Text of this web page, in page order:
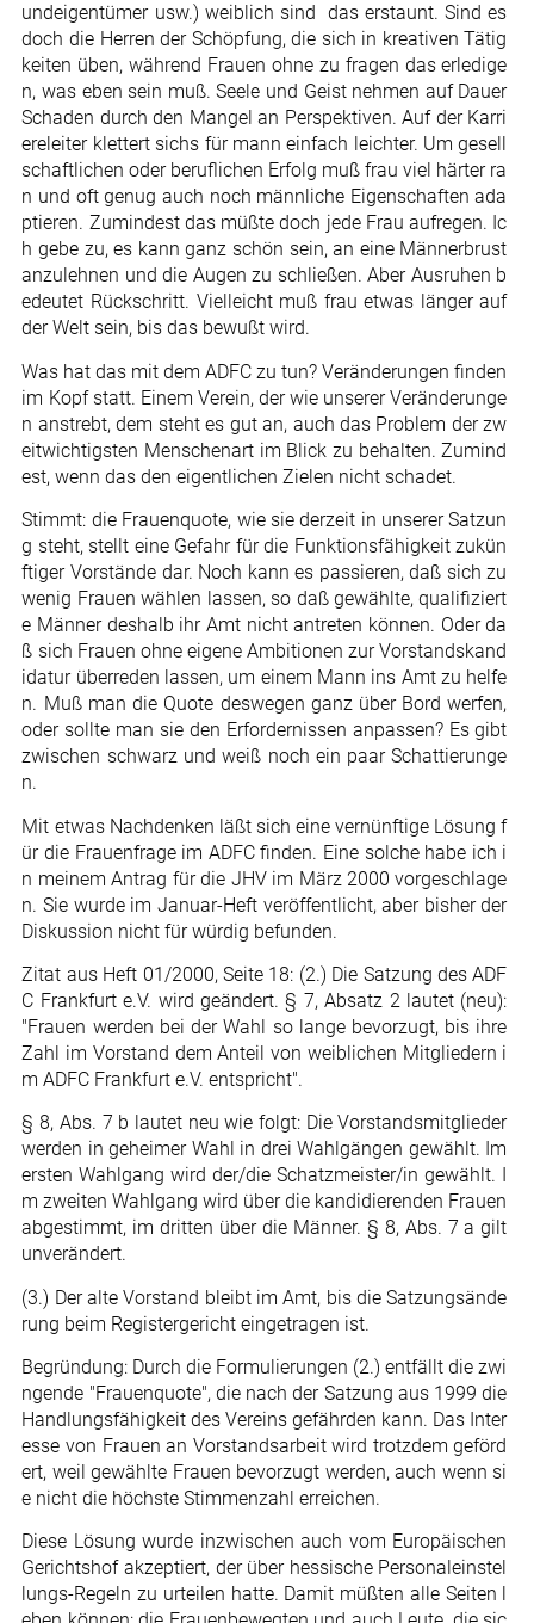
undeigentümer usw.) weiblich sind  das erstaunt. Sind es
doch die Herren der Schöpfung, die sich in kreativen Tätig
keiten üben, während Frauen ohne zu fragen das erledige
n, was eben sein muß. Seele und Geist nehmen auf Dauer
Schaden durch den Mangel an Perspektiven. Auf der Karri
ereleiter klettert sichs für mann einfach leichter. Um gesell
schaftlichen oder beruflichen Erfolg muß frau viel härter ra
n und oft genug auch noch männliche Eigenschaften ada
ptieren. Zumindest das müßte doch jede Frau aufregen. Ic
h gebe zu, es kann ganz schön sein, an eine Männerbrust
anzulehnen und die Augen zu schließen. Aber Ausruhen b
edeutet Rückschritt. Vielleicht muß frau etwas länger auf
der Welt sein, bis das bewußt wird.
Was hat das mit dem ADFC zu tun? Veränderungen finden
im Kopf statt. Einem Verein, der wie unserer Veränderunge
n anstrebt, dem steht es gut an, auch das Problem der zw
eitwichtigsten Menschenart im Blick zu behalten. Zumind
est, wenn das den eigentlichen Zielen nicht schadet.
Stimmt: die Frauenquote, wie sie derzeit in unserer Satzun
g steht, stellt eine Gefahr für die Funktionsfähigkeit zukün
ftiger Vorstände dar. Noch kann es passieren, daß sich zu
wenig Frauen wählen lassen, so daß gewählte, qualifiziert
e Männer deshalb ihr Amt nicht antreten können. Oder da
ß sich Frauen ohne eigene Ambitionen zur Vorstandskand
idatur überreden lassen, um einem Mann ins Amt zu helfe
n. Muß man die Quote deswegen ganz über Bord werfen,
oder sollte man sie den Erfordernissen anpassen? Es gibt
zwischen schwarz und weiß noch ein paar Schattierunge
n.
Mit etwas Nachdenken läßt sich eine vernünftige Lösung f
ür die Frauenfrage im ADFC finden. Eine solche habe ich i
n meinem Antrag für die JHV im März 2000 vorgeschlage
n. Sie wurde im Januar-Heft veröffentlicht, aber bisher der
Diskussion nicht für würdig befunden.
Zitat aus Heft 01/2000, Seite 18: (2.) Die Satzung des ADF
C Frankfurt e.V. wird geändert. § 7, Absatz 2 lautet (neu):
"Frauen werden bei der Wahl so lange bevorzugt, bis ihre
Zahl im Vorstand dem Anteil von weiblichen Mitgliedern i
m ADFC Frankfurt e.V. entspricht".
§ 8, Abs. 7 b lautet neu wie folgt: Die Vorstandsmitglieder
werden in geheimer Wahl in drei Wahlgängen gewählt. Im
ersten Wahlgang wird der/die Schatzmeister/in gewählt. I
m zweiten Wahlgang wird über die kandidierenden Frauen
abgestimmt, im dritten über die Männer. § 8, Abs. 7 a gilt
unverändert.
(3.) Der alte Vorstand bleibt im Amt, bis die Satzungsände
rung beim Registergericht eingetragen ist.
Begründung: Durch die Formulierungen (2.) entfällt die zwi
ngende "Frauenquote", die nach der Satzung aus 1999 die
Handlungsfähigkeit des Vereins gefährden kann. Das Inter
esse von Frauen an Vorstandsarbeit wird trotzdem geförd
ert, weil gewählte Frauen bevorzugt werden, auch wenn si
e nicht die höchste Stimmenzahl erreichen.
Diese Lösung wurde inzwischen auch vom Europäischen
Gerichtshof akzeptiert, der über hessische Personaleinstel
lungs-Regeln zu urteilen hatte. Damit müßten alle Seiten l